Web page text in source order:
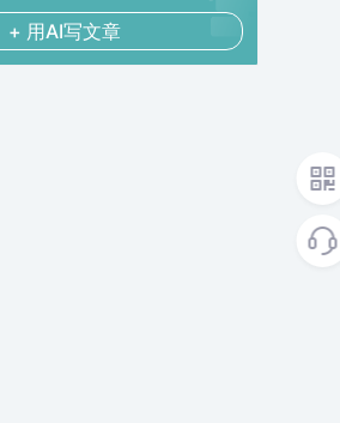
+ 用AI写文章